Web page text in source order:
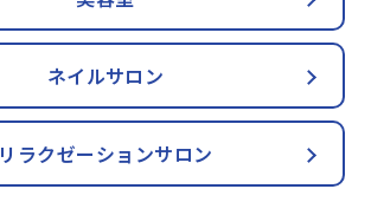
ネイルサロン
リラクゼーションサロン